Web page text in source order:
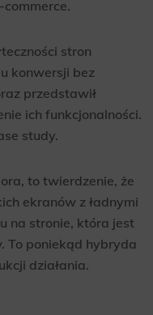
stron
konwersji bez
przedstawił
ich funkcjonalności.
study.
to twierdzenie, że
ekranów z ładnymi
na stronie, która jest
To poniekąd hybryda
działania.